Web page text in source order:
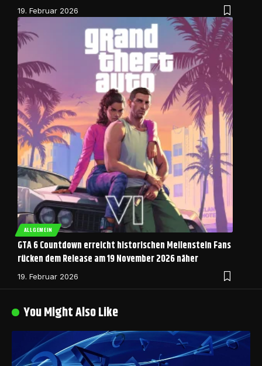
19. Februar 2026
ALLGEMEIN
GTA 6 Countdown erreicht historischen Meilenstein Fans
rücken dem Release am 19 November 2026 näher
19. Februar 2026
You Might Also Like